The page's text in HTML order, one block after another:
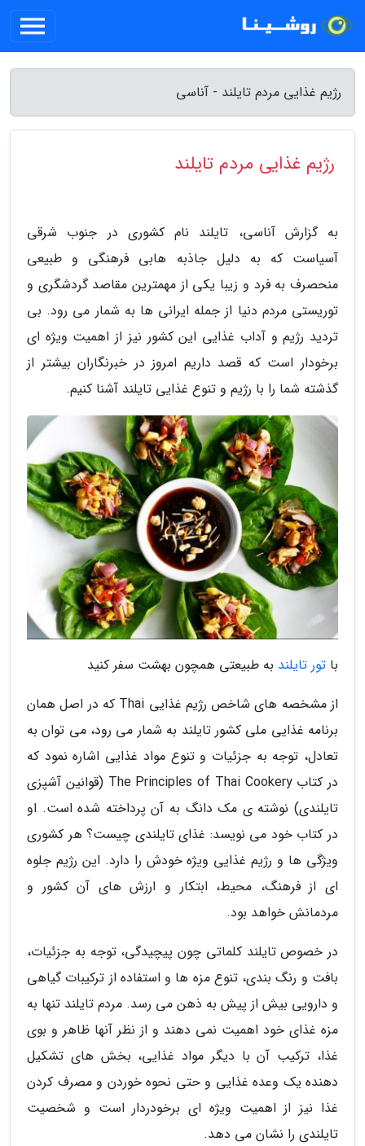
رژیم غذایی مردم تایلند - آناسی
رژیم غذایی مردم تایلند
به گزارش آناسی، تایلند نام کشوری در جنوب شرقی
آسیاست که به دلیل جاذبه هابی فرهنگی و طبیعی
منحصرف به فرد و زیبا یکی از مهمترین مقاصد گردشگری و
توریستی مردم دنیا از جمله ایرانی ها به شمار می رود. بی
تردید رژیم و آداب غذایی این کشور نیز از اهمیت ویژه ای
برخودار است که قصد داریم امروز در خبرنگاران بیشتر از
گذشته شما را با رژیم و تنوع غذایی تایلند آشنا کنیم.
با تور تایلند به طبیعتی همچون بهشت سفر کنید
از مشخصه های شاخص رژیم غذایی Thai که در اصل همان
برنامه غذایی ملی کشور تایلند به شمار می رود، می توان به
تعادل، توجه به جزئیات و تنوع مواد غذایی اشاره نمود که
در کتاب The Principles of Thai Cookery (قوانین آشپزی
تایلندی) نوشته ی مک دانگ به آن پرداخته شده است. او
در کتاب خود می نویسد: غذای تایلندی چیست؟ هر کشوری
ویژگی ها و رژیم غذایی ویژه خودش را دارد. این رژیم جلوه
ای از فرهنگ، محیط، ابتکار و ارزش های آن کشور و
مردمانش خواهد بود.
در خصوص تایلند کلماتی چون پیچیدگی، توجه به جزئیات،
بافت و رنگ بندی، تنوع مزه ها و استفاده از ترکیبات گیاهی
و دارویی بیش از پیش به ذهن می رسد. مردم تایلند تنها به
مزه غذای خود اهمیت نمی دهند و از نظر آنها ظاهر و بوی
غذا، ترکیب آن با دیگر مواد غذایی، بخش های تشکیل
دهنده یک وعده غذایی و حتی نحوه خوردن و مصرف کردن
غذا نیز از اهمیت ویژه ای برخودردار است و شخصیت
تایلندی را نشان می دهد.